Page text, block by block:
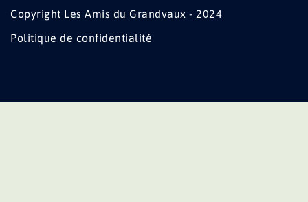
Copyright Les Amis du Grandvaux - 2024
Politique de confidentialité